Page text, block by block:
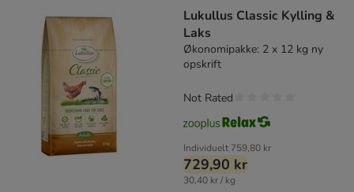
Lukullus Classic Kylling &
Laks
Økonomipakke: 2 x 12 kg ny
opskrift
Individuelt 759,80 kr
729,90 kr
30,40 kr / kg
Not Rated